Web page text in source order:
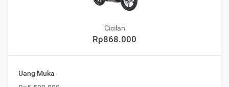
Cicilan
Rp868.000
Uang Muka